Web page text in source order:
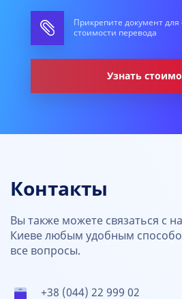
Прикрепите документ для
стоимости перевода
Узнать
Контакты
Вы также можете связаться с
Киеве любым удобным
все вопросы.
+38 (044) 22 999 02